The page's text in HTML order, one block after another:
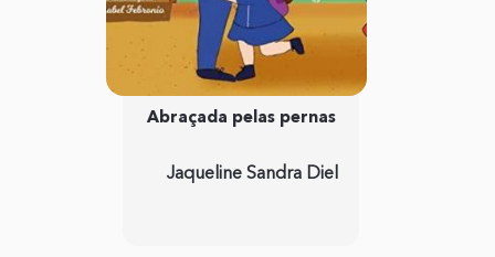
Abraçada pelas pernas
Jaqueline Sandra Diel